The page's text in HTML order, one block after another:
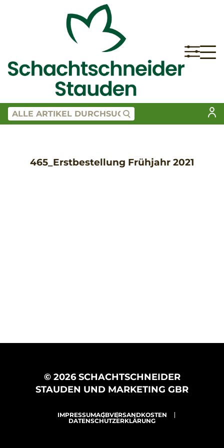
465_Erstbestellung Frühjahr 2021
© 2026 SCHACHTSCHNEIDER
STAUDEN UND MARKETING GBR
IMPRESSUMAGBVERSANDKOSTEN
DATENSCHUTZERKLÄRUNG